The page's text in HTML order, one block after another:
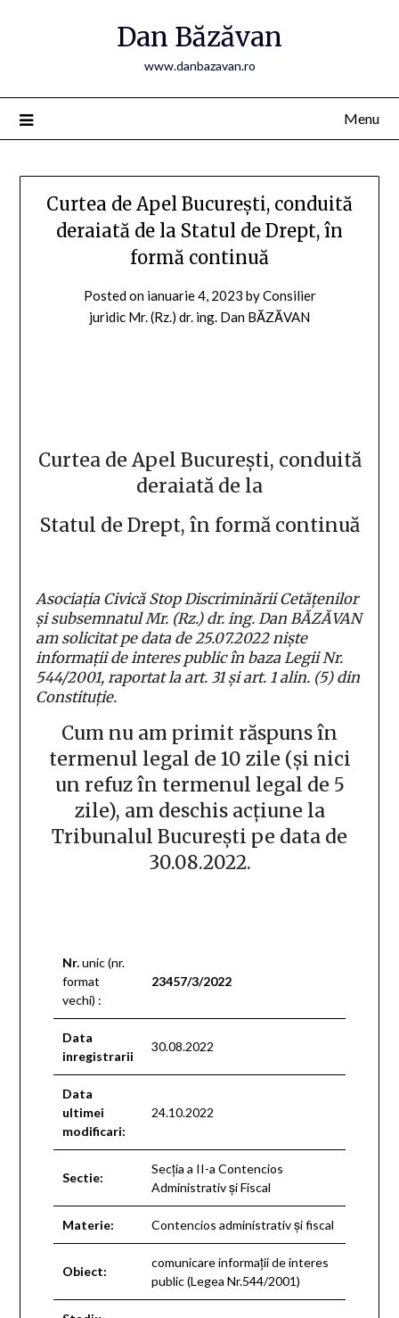
Dan Băzăvan
www.danbazavan.ro
Menu
Curtea de Apel București, conduită
deraiată de la Statul de Drept, în
formă continuă
Posted on ianuarie 4, 2023 byConsilier
juridic Mr. (Rz.) dr. ing. Dan BĂZĂVAN
Curtea de Apel București, conduită
deraiată de la
Statul de Drept, în formă continuă
Asociația Civică Stop Discriminării Cetățenilor
și subsemnatul Mr. (Rz.) dr. ing. Dan BĂZĂVAN
am solicitat pe data de 25.07.2022 niște
informații de interes public în baza Legii Nr.
544/2001, raportat la art. 31 și art. 1 alin. (5) din
Constituție.
Cum nu am primit răspuns în
termenul legal de 10 zile (și nici
un refuz în termenul legal de 5
zile), am deschis acțiune la
Tribunalul București pe data de
30.08.2022.
Nr. unic (nr.
format
vechi) :
23457/3/2022
Data
inregistrarii
30.08.2022
Data
ultimei
modificari:
24.10.2022
Sectie:
Secţia a II-a Contencios
Administrativ şi Fiscal
Materie: Contencios administrativ şi fiscal
Obiect:
comunicare informaţii de interes
public (Legea Nr.544/2001)